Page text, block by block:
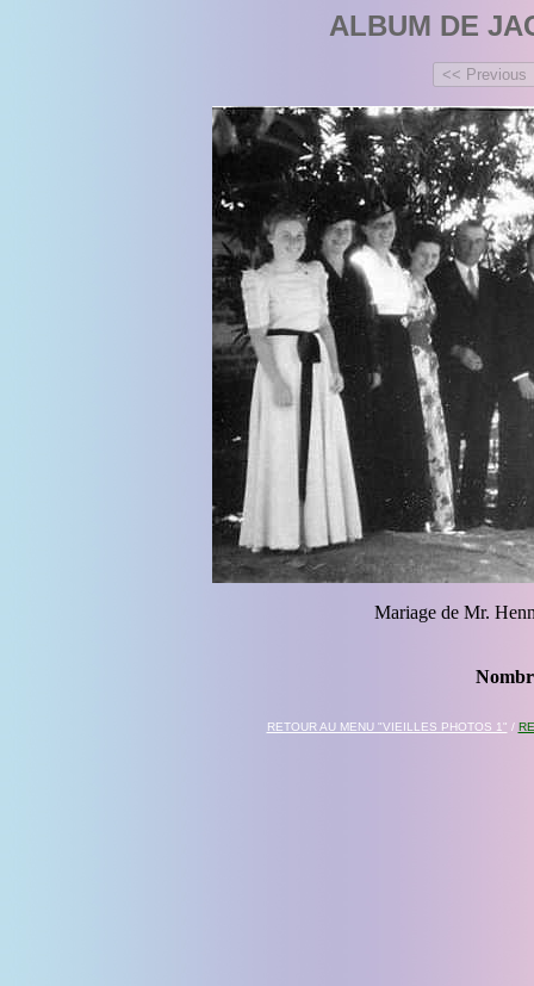
ALBUM DE
Mariage de Mr.
RETOUR AU MENU "VIEILLES PHOTOS 1" /